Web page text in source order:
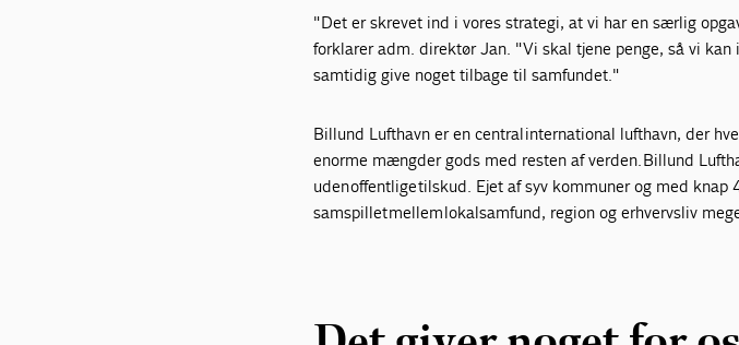
"Det er skrevet ind i vores strategi, at vi har en særlig
forklarer adm. direktør Jan. "Vi skal tjene penge, så vi kan
samtidig give noget tilbage til samfundet."
Billund Lufthavn er en central international lufthavn, der
enorme mængder gods med resten af verden. Billund
uden offentlige tilskud. Ejet af syv kommuner og med
samspillet mellem lokalsamfund, region og erhvervsliv